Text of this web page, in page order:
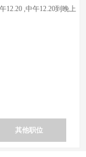
12.20 ,中午12.20到晚上
其他职位